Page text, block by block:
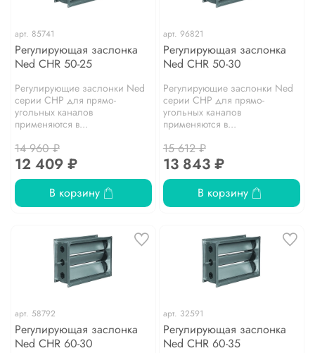
арт. 85741
Регулирующая заслонка
Ned CHR 50-25
Регулирующие заслонки Ned
серии CHP для прямо­
угольных каналов
применяются в...
14 960 ₽
12 409 ₽
В корзину
арт. 96821
Регулирующая заслонка
Ned CHR 50-30
Регулирующие заслонки Ned
серии CHP для прямо­
угольных каналов
применяются в...
15 612 ₽
13 843 ₽
В корзину
арт. 58792
Регулирующая заслонка
Ned CHR 60-30
арт. 32591
Регулирующая заслонка
Ned CHR 60-35